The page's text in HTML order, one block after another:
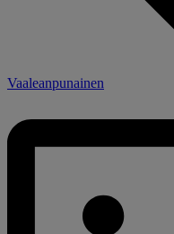
Vaaleanpunainen